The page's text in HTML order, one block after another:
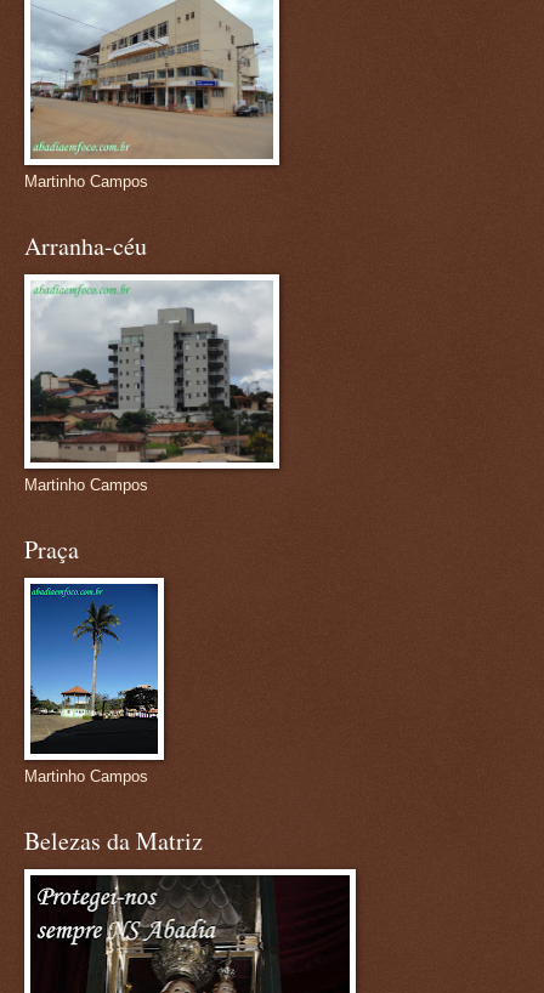
Martinho Campos
Arranha-céu
Martinho Campos
Praça
Martinho Campos
Belezas da Matriz